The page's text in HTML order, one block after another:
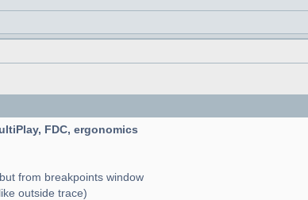
FDC, ergonomics
from breakpoints window
outside trace)